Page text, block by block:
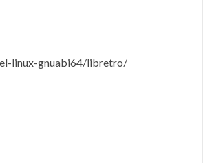
linux-gnuabi64/libretro/